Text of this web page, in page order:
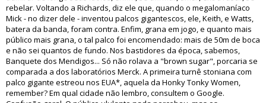
rebelar. Voltando a Richards, diz ele que, quando o megalomaníaco
Mick - no dizer dele - inventou palcos gigantescos, ele, Keith, e Watts,
batera da banda, foram contra. Enfim, grana em jogo, e quanto mais
público mais grana, o tal palco foi encomendado: mais de 50m de boca
e não sei quantos de fundo. Nos bastidores da época, sabemos,
Banquete dos Mendigos... Só não rolava a "brown sugar", porcaria se
comparada a dos laboratórios Merck. A primeira turnê stoniana com
palco gigante estreou nos EUA*, aquela da Honky Tonky Women,
remember? Em qual cidade não lembro, consultem o Google.